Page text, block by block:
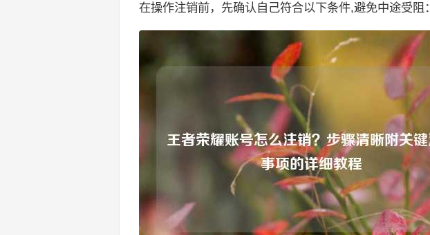
在操作注销前，先确认自己符合以下条件,避免中途受阻：